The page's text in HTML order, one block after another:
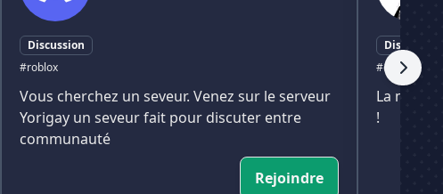
Discussion
#roblox
Vous cherchez un seveur. Venez sur le serveur
Yorigay un seveur fait pour discuter entre
communauté
Rejoindre
Discussion
#chill#roblox
La
!